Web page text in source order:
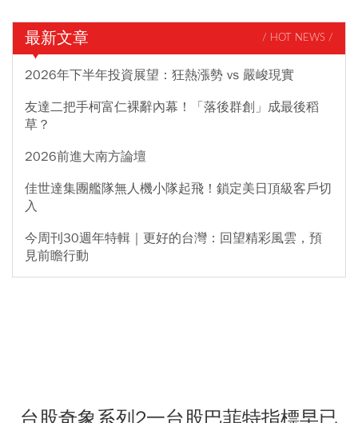
最新文章 / HOT NEWS /
2026年下半年投資展望：狂熱漲勢 vs 嚴峻現實
友達二把手柯富仁裸辭內幕！「落後群創」成最後稻
草？
2026前進大南方論壇
佳世達集團艦隊無人機小隊起飛！鎖定美日頂級客戶切
入
今周刊30週年特輯｜更好的台灣：回望精彩風雲，預
見前瞻行動
台股奇象系列2一台股巴菲特指標早已